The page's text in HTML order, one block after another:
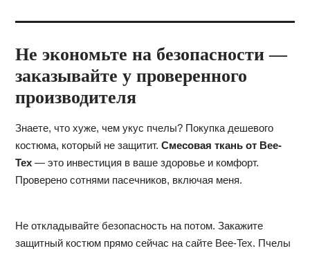
Не экономьте на безопасности —
заказывайте у проверенного
производителя
Знаете, что хуже, чем укус пчелы? Покупка дешевого
костюма, который не защитит. Смесовая ткань от Bee-
Tex— это инвестиция в ваше здоровье и комфорт.
Проверено сотнями пасечников, включая меня.
Не откладывайте безопасность на потом. Закажите
защитный костюм прямо сейчас на сайте Bee-Tex. Пчелы